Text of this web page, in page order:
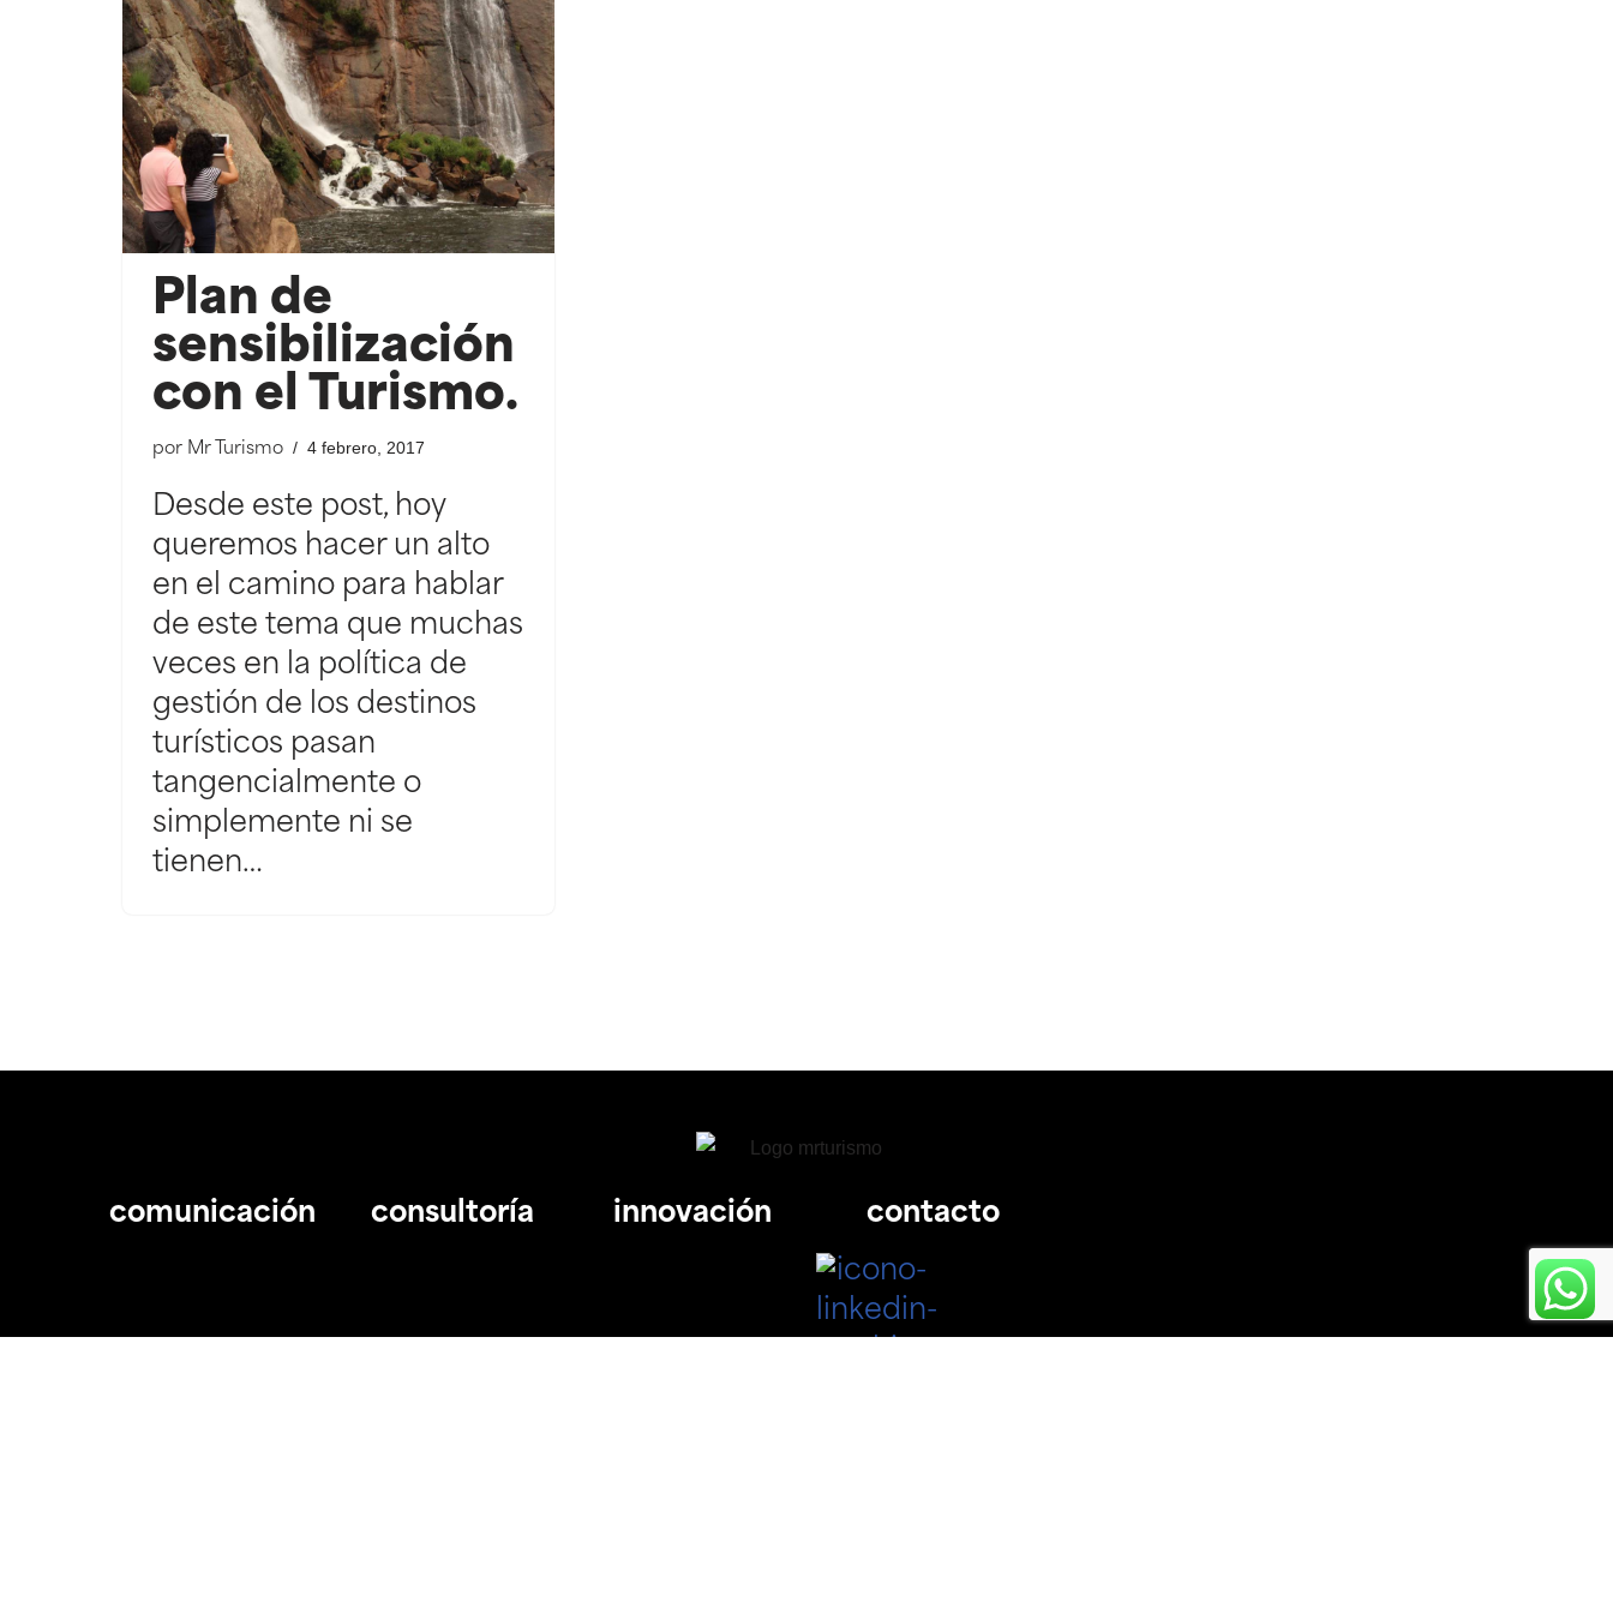
Plan de
sensibilización
con el Turismo.
por Mr Turismo 4 febrero, 2017
Desde este post, hoy
queremos hacer un alto
en el camino para hablar
de este tema que muchas
veces en la política de
gestión de los destinos
turísticos pasan
tangencialmente o
simplemente ni se
tienen…
comunicación consultoría innovación contacto